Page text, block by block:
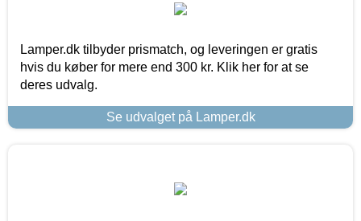
Lamper.dk tilbyder prismatch, og leveringen er gratis
hvis du køber for mere end 300 kr. Klik her for at se
deres udvalg.
Se udvalget på Lamper.dk